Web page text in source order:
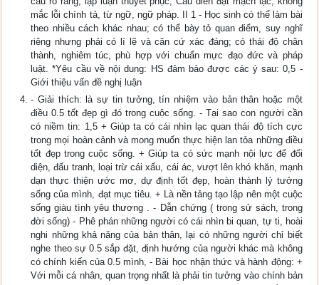
mắc lỗi chính tả, từ ngữ, ngữ pháp. II 1 - Học sinh có thể làm bài
theo nhiều cách khác nhau; có thể bày tỏ quan điểm, suy nghĩ
riêng nhưng phải có lí lẽ và căn cứ xác đáng; có thái độ chân
thành, nghiêm túc, phù hợp với chuẩn mực đạo đức và pháp
luật. *Yêu cầu về nội dung: HS đảm bảo được các ý sau: 0,5 -
Giới thiệu vấn đề nghị luận
- Giải thích: là sự tin tưởng, tín nhiệm vào bản thân hoặc một
điều 0.5 tốt đẹp gì đó trong cuộc sống. - Tại sao con người cần
có niềm tin: 1,5 + Giúp ta có cái nhìn lạc quan thái độ tích cực
trong mọi hoàn cảnh và mong muốn thực hiện lan tỏa những điều
tốt đẹp trong cuộc sống. + Giúp ta có sức mạnh nội lực để đối
diện, đấu tranh, loại trừ cái xấu, cái ác, vượt lên khó khăn, mạnh
dạn thực thiện ước mơ, dự định tốt đẹp, hoàn thành lý tưởng
sống của mình, đạt mục tiêu. + Là nền tảng tạo lập nên một cuộc
sống giàu tình yêu thương . - Dẫn chứng ( trong sử sách, trong
đời sống) - Phê phán những người có cái nhìn bi quan, tự ti, hoài
nghi những khả năng của bản thân, lại có những người chỉ biết
nghe theo sự 0.5 sắp đặt, định hướng của người khác mà không
có chính kiến của 0.5 mình, - Bài học nhận thức và hành động: +
Với mỗi cá nhân, quan trọng nhất là phải tin tưởng vào chính bản